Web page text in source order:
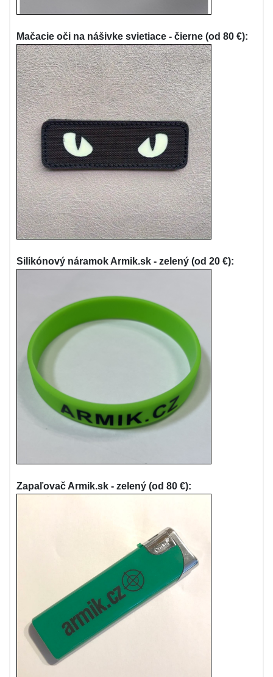
Mačacie oči na nášivke svietiace - čierne (od 80 €):
Silikónový náramok Armik.sk - zelený (od 20 €):
Zapaľovač Armik.sk - zelený (od 80 €):